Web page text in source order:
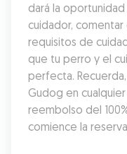
dará la
cuidador,
requisitos de
que tu perro y el
perfecta.
Gudog en
reembolso del
comience la